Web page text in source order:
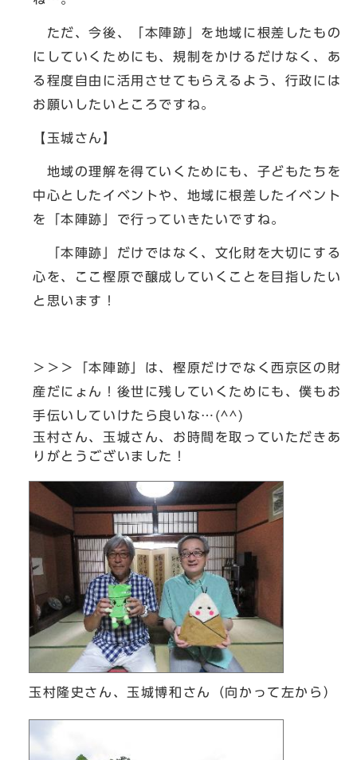
ただ、今後、「本陣跡」を地域に根差したもの
にしていくためにも、規制をかけるだけなく、あ
る程度自由に活用させてもらえるよう、行政には
お願いしたいところですね。
【玉城さん】
地域の理解を得ていくためにも、子どもたちを
中心としたイベントや、地域に根差したイベント
を「本陣跡」で行っていきたいですね。
「本陣跡」だけではなく、文化財を大切にする
心を、ここ樫原で醸成していくことを目指したい
と思います！
＞＞＞「本陣跡」は、樫原だけでなく西京区の財
産だにょん！後世に残していくためにも、僕もお
手伝いしていけたら良いな…(^^)
玉村さん、玉城さん、お時間を取っていただきあ
りがとうございました！
玉村隆史さん、玉城博和さん（向かって左から）